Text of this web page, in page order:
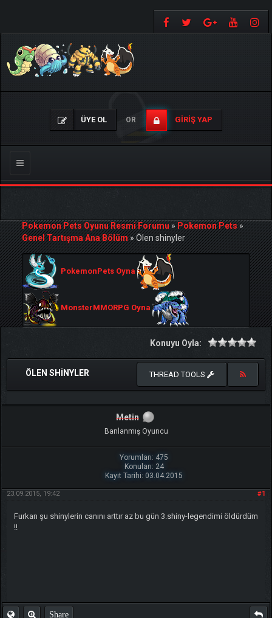
ÜYE OL OR GIRIŞ YAP
Gezinmeyi
Değiştir
Pokemon Pets Oyunu Resmi Forumu»Pokemon Pets»
Genel Tartışma Ana Bölüm»Ölen shinyler
PokemonPets Oyna
MonsterMMORPG Oyna
Konuyu Oyla:
ÖLEN SHINYLER THREAD TOOLS
Metin
Banlanmış Oyuncu
Yorumları: 475
Konuları: 24
Kayıt Tarihi: 03.04.2015
#1
23.09.2015, 19:42
Furkan şu shinylerin canını arttır az bu gün 3.shiny-legendimi öldürdüm
!!
Share